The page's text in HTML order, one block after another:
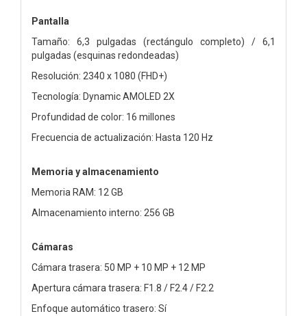
Pantalla
Tamaño: 6,3 pulgadas (rectángulo completo) / 6,1
pulgadas (esquinas redondeadas)
Resolución: 2340 x 1080 (FHD+)
Tecnología: Dynamic AMOLED 2X
Profundidad de color: 16 millones
Frecuencia de actualización: Hasta 120 Hz
Memoria y almacenamiento
Memoria RAM: 12 GB
Almacenamiento interno: 256 GB
Cámaras
Cámara trasera: 50 MP + 10 MP + 12 MP
Apertura cámara trasera: F1.8 / F2.4 / F2.2
Enfoque automático trasero: Sí